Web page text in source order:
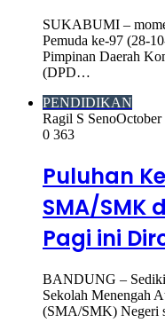
SUKABUMI –
Pemuda ke-97 (28-
Pimpinan Daerah
(DPD…
PENDIDIKAN
Ragil S SenoOctober
0 363
Puluhan
SMA/SMK
Pagi ini
BANDUNG –
Sekolah Menengah
(SMA/SMK) Negeri